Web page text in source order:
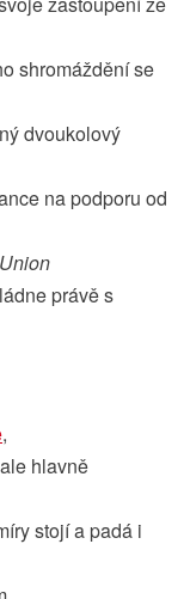
shromáždění se
dvoukolový
na podporu od
Union
právě s
,
hlavně
stojí a padá i